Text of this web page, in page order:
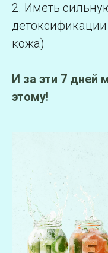
2. Иметь
кожа)
И за эти 7 дней
этому!